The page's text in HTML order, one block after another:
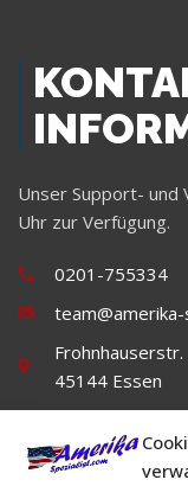
Unser Support- und
Uhr zur Verfügung.
0201-755334
Frohnhauserstr.
45144 Essen